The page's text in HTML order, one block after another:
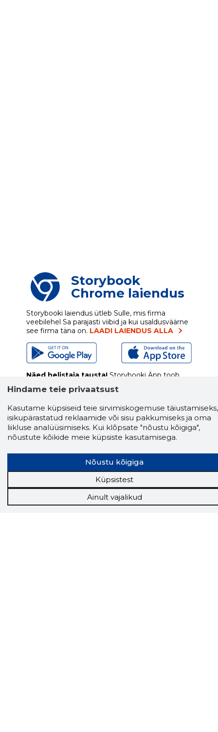
Storybook
Chrome laiendus
Storybooki laiendus ütleb Sulle, mis firma
veebilehel Sa parajasti viibid ja kui usaldusväärne
see firma täna on. LAADI LAIENDUS ALLA
Näed helistaja tausta! Storybooki Äpp toob
OTSEKONTAKTID
ettevõtte ja isikute kohta (juhid, ametnikud).
finantsinfoga.
Tööriistad
Sooduspakkumised
Tööturg
Rakendused
Hindame teie privaatsust
Kasutame küpsiseid teie sirvimiskogemuse täiustamiseks,
isikupärastatud reklaamide või sisu pakkumiseks ja oma
liikluse analüüsimiseks. Kui klõpsate "nõustu kõigiga",
nõustute kõikide meie küpsiste kasutamisega.
Nõustu kõigiga
Küpsistest
Ainult vajalikud